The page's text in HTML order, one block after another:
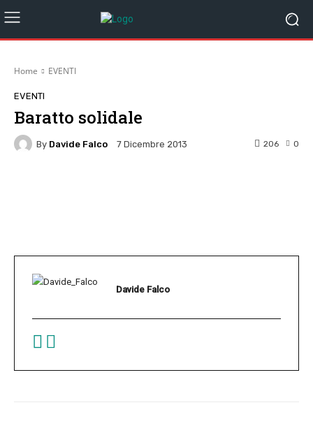
Home EVENTI
EVENTI
Baratto solidale
By Davide Falco 7 Dicembre 2013 0
206
Davide Falco